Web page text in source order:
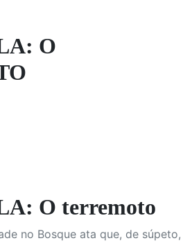
O
O terremoto
no Bosque ata que, de súpeto,